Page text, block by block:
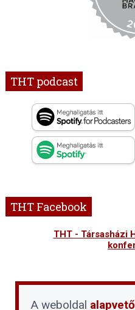
THT podcast
THT Facebook
THT - Társasházi
A weboldal